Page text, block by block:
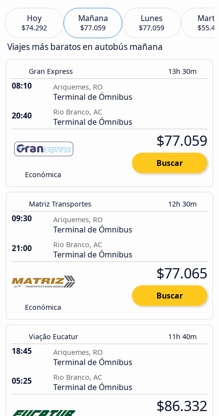
Hoy
$74.292
Mañana
$77.059
Lunes
$77.059
Viajes más baratos en autobús mañana
Gran Express 13h 30m
08:10 Ariquemes, RO
Terminal de Ómnibus
20:40
Rio Branco, AC
Terminal de Ómnibus
Económica
$77.059
Buscar
Matriz Transportes 12h 30m
09:30 Ariquemes, RO
Terminal de Ómnibus
21:00
Rio Branco, AC
Terminal de Ómnibus
Económica
$77.065
Buscar
Viação Eucatur 11h 40m
18:45 Ariquemes, RO
Terminal de Ómnibus
05:25
Rio Branco, AC
Terminal de Ómnibus
$86.332